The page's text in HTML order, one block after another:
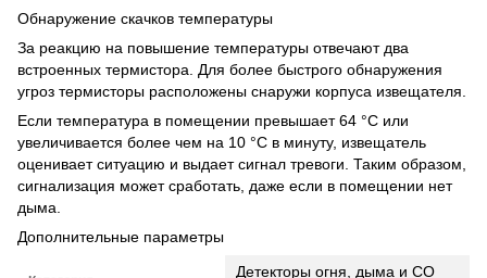
Обнаружение скачков температуры
За реакцию на повышение температуры отвечают два
встроенных термистора. Для более быстрого обнаружения
угроз термисторы расположены снаружи корпуса извещателя.
Если температура в помещении превышает 64 °С или
увеличивается более чем на 10 °С в минуту, извещатель
оценивает ситуацию и выдает сигнал тревоги. Таким образом,
сигнализация может сработать, даже если в помещении нет
дыма.
Дополнительные параметры
Детекторы огня, дыма и CO